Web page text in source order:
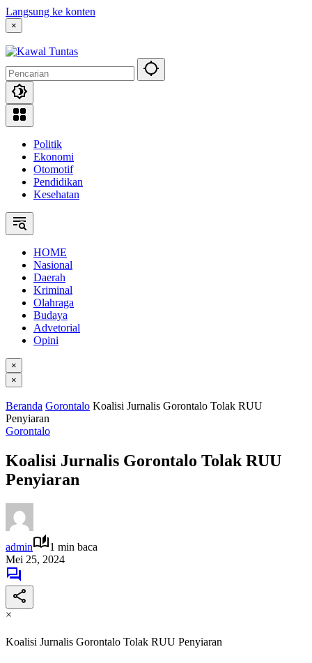
Langsung ke konten
×
Politik
Ekonomi
Otomotif
Pendidikan
Kesehatan
HOME
Nasional
Daerah
Kriminal
Olahraga
Budaya
Advetorial
Opini
×
×
Beranda Gorontalo Koalisi Jurnalis Gorontalo Tolak RUU
Penyiaran
Gorontalo
Koalisi Jurnalis Gorontalo Tolak RUU
Penyiaran
admin
1 min baca
Mei 25, 2024
×
Koalisi Jurnalis Gorontalo Tolak RUU Penyiaran